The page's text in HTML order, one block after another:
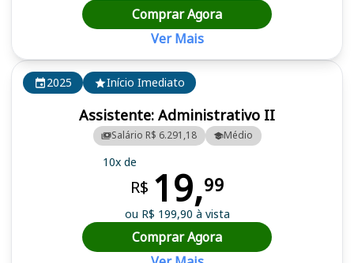
2025 Início Imediato
Assistente: Administrativo II
Salário R$ 6.291,18 Médio
10x de
R$ 19,99
ou R$ 199,90 à vista
Comprar Agora
Comprar Agora
Ver Mais